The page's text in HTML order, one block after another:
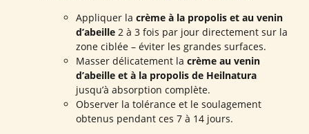
Appliquer la crème à la propolis et au venin
d’abeille 2 à 3 fois par jour directement sur la
zone ciblée – éviter les grandes surfaces.
Masser délicatement la crème au venin
d’abeille et à la propolis de Heilnatura
jusqu’à absorption complète.
Observer la tolérance et le soulagement
obtenus pendant ces 7 à 14 jours.